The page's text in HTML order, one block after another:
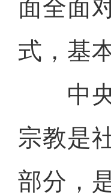
面全面
式，基
中央
宗教是
部分，